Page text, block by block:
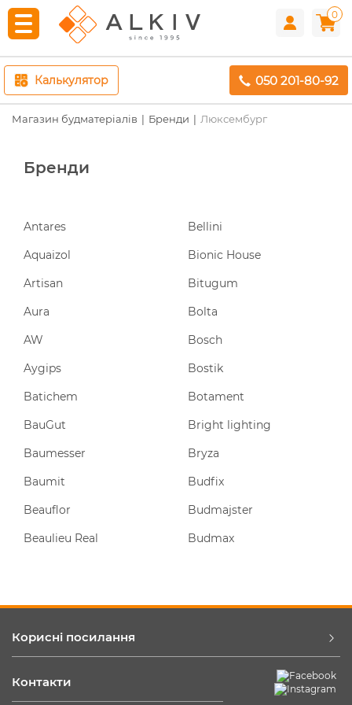
0
Калькулятор 050 201-80-92
Магазин будматеріалів Бренди Люксембург
Бренди
Antares
Aquaizol
Artisan
Aura
AW
Aygips
Batichem
BauGut
Baumesser
Baumit
Beauflor
Beaulieu Real
Bellini
Bionic House
Bitugum
Bolta
Bosch
Bostik
Botament
Bright lighting
Bryza
Budfix
Budmajster
Budmax
Корисні посилання
Контакти